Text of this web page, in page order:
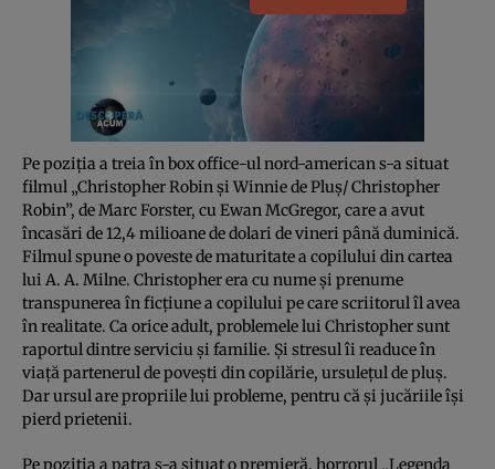
Pe poziţia a treia în box office-ul nord-american s-a situat
filmul „Christopher Robin şi Winnie de Pluş/ Christopher
Robin”, de Marc Forster, cu Ewan McGregor, care a avut
încasări de 12,4 milioane de dolari de vineri până duminică.
Filmul spune o poveste de maturitate a copilului din cartea
lui A. A. Milne. Christopher era cu nume şi prenume
transpunerea în ficţiune a copilului pe care scriitorul îl avea
în realitate. Ca orice adult, problemele lui Christopher sunt
raportul dintre serviciu şi familie. Şi stresul îi readuce în
viaţă partenerul de poveşti din copilărie, ursuleţul de pluş.
Dar ursul are propriile lui probleme, pentru că şi jucăriile îşi
pierd prietenii.
Pe poziţia a patra s-a situat o premieră, horrorul „Legenda